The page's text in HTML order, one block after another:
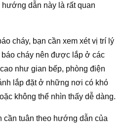
dẫn này là rất quan
cháy, bạn cần xem xét vị trí lý
cháy nên được lắp ở các
như gian bếp, phòng điện
lắp đặt ở những nơi có khó
không thể nhìn thấy dễ dàng.
cần tuân theo hướng dẫn của